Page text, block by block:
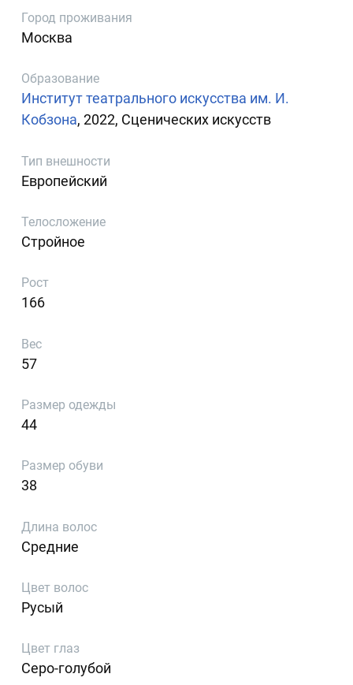
Город проживания
Москва
Образование
Институт театрального искусства им. И.
Кобзона, 2022, Сценических искусств
Тип внешности
Европейский
Телосложение
Стройное
Рост
166
Вес
57
Размер одежды
44
Размер обуви
38
Длина волос
Средние
Цвет волос
Русый
Цвет глаз
Серо-голубой